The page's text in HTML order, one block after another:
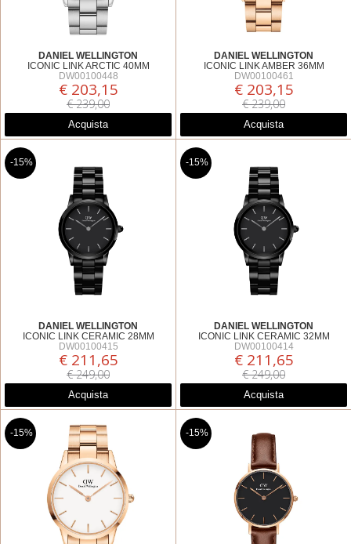
DANIEL WELLINGTON
ICONIC LINK ARCTIC 40MM
DW00100448
€ 203,15
€ 239,00
Acquista
DANIEL WELLINGTON
ICONIC LINK AMBER 36MM
DW00100461
€ 203,15
€ 239,00
Acquista
-15%
DANIEL WELLINGTON
ICONIC LINK CERAMIC 28MM
DW00100415
€ 211,65
€ 249,00
Acquista
-15%
DANIEL WELLINGTON
ICONIC LINK CERAMIC 32MM
DW00100414
€ 211,65
€ 249,00
Acquista
-15% -15%